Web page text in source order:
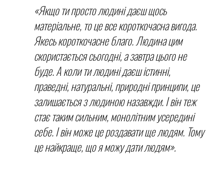
«Якщо ти просто людині даєш щось
матеріальне, то це все короткочасна вигода.
Якесь короткочасне благо. Людина цим
скористається сьогодні, а завтра цього не
буде. А коли ти людині даєш істинні,
праведні, натуральні, природні принципи, це
залишається з людиною назавжди. І він теж
стає таким сильним, монолітним усередині
себе. І він може це роздавати ще людям. Тому
це найкраще, що я можу дати людям».